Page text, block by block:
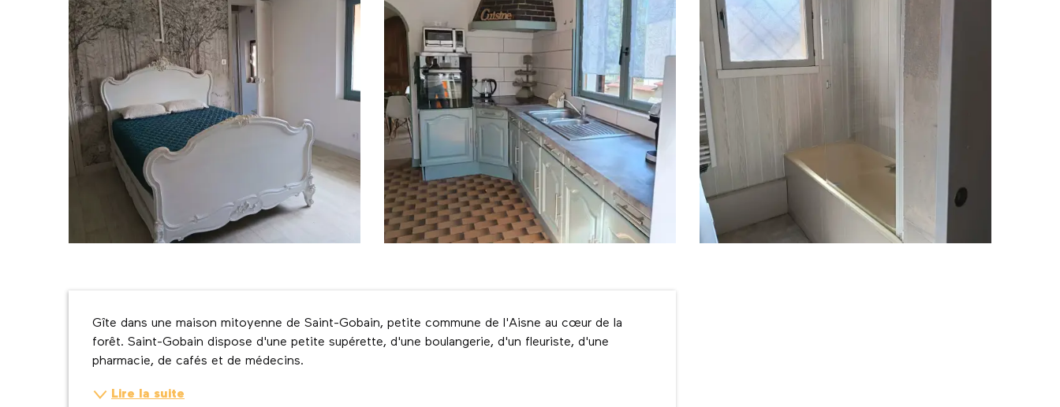
Description
Gîte dans une maison mitoyenne de Saint-Gobain, petite commune de l'Aisne au cœur de la
forêt. Saint-Gobain dispose d'une petite supérette, d'une boulangerie, d'un fleuriste, d'une
pharmacie, de cafés et de médecins.
Lire la suite